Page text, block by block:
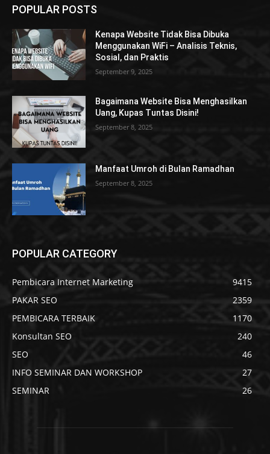
POPULAR POSTS
Kenapa Website Tidak Bisa Dibuka
Menggunakan WiFi – Analisis Teknis,
Sosial, dan Praktis
September 9, 2025
Bagaimana Website Bisa Menghasilkan
Uang, Kupas Tuntas Disini!
September 8, 2025
Manfaat Umroh di Bulan Ramadhan
September 8, 2025
POPULAR CATEGORY
Pembicara Internet Marketing
9415
PAKAR SEO
2359
PEMBICARA TERBAIK
1170
Konsultan SEO
240
SEO
46
INFO SEMINAR DAN WORKSHOP
27
SEMINAR
26